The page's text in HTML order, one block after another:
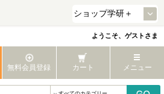
ようこそ、ゲストさま
無料会員登録 カート メニュー